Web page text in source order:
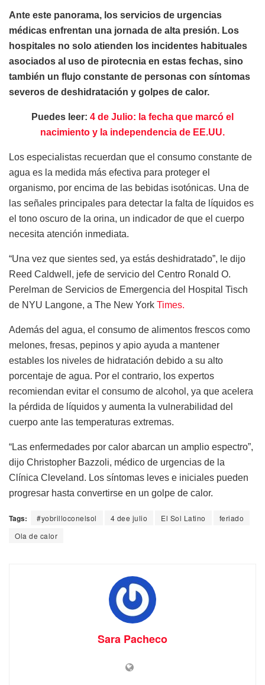
Ante este panorama, los servicios de urgencias
médicas enfrentan una jornada de alta presión. Los
hospitales no solo atienden los incidentes habituales
asociados al uso de pirotecnia en estas fechas, sino
también un flujo constante de personas con síntomas
severos de deshidratación y golpes de calor.
Puedes leer: 4 de Julio: la fecha que marcó el
nacimiento y la independencia de EE.UU.
Los especialistas recuerdan que el consumo constante de
agua es la medida más efectiva para proteger el
organismo, por encima de las bebidas isotónicas. Una de
las señales principales para detectar la falta de líquidos es
el tono oscuro de la orina, un indicador de que el cuerpo
necesita atención inmediata.
“Una vez que sientes sed, ya estás deshidratado”, le dijo
Reed Caldwell, jefe de servicio del Centro Ronald O.
Perelman de Servicios de Emergencia del Hospital Tisch
de NYU Langone, a The New York Times.
Además del agua, el consumo de alimentos frescos como
melones, fresas, pepinos y apio ayuda a mantener
estables los niveles de hidratación debido a su alto
porcentaje de agua. Por el contrario, los expertos
recomiendan evitar el consumo de alcohol, ya que acelera
la pérdida de líquidos y aumenta la vulnerabilidad del
cuerpo ante las temperaturas extremas.
“Las enfermedades por calor abarcan un amplio espectro”,
dijo Christopher Bazzoli, médico de urgencias de la
Clínica Cleveland. Los síntomas leves e iniciales pueden
progresar hasta convertirse en un golpe de calor.
Tags: #yobrilloconelsol 4 dee julio El Sol Latino
feriado
Ola de calor
Sara Pacheco